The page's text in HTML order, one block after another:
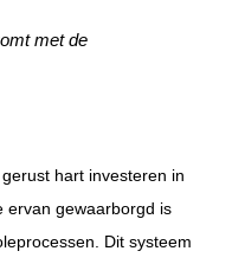
met de
hart investeren in
ervan gewaarborgd is
Dit systeem